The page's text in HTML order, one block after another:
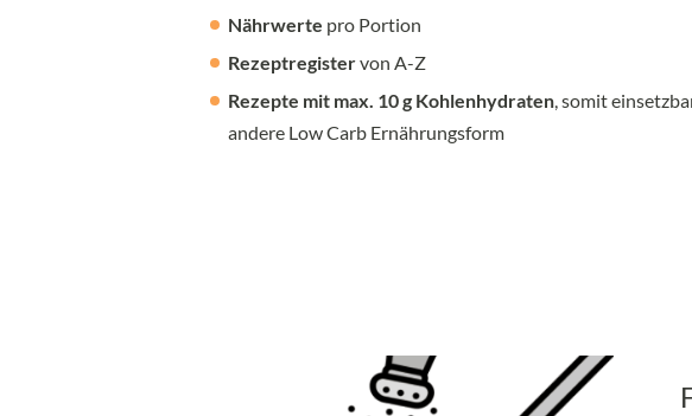
Nährwerte pro Portion
Rezeptregistervon A-Z
Rezepte mit max. 10 g Kohlenhydraten, somit
andere Low Carb Ernährungsform